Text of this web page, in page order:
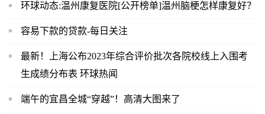
环球动态:温州康复医院[公开榜单]温州脑梗怎样康复好？
容易下款的贷款-每日关注
最新！上海公布2023年综合评价批次各院校线上入围考
生成绩分布表 环球热闻
端午的宜昌全城“穿越”！高清大图来了